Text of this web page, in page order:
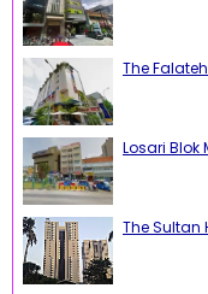
The
Losari Blok
The Sultan